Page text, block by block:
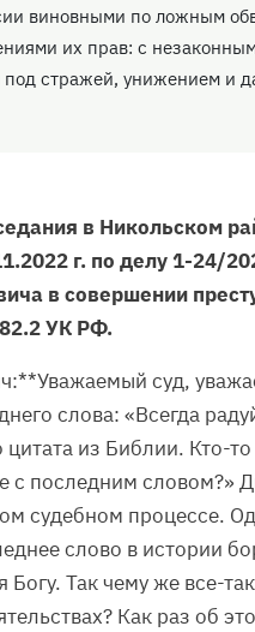
виновными по ложным
их прав: с
стражей, унижением и
в Никольском
г. по делу 1-24/
в совершении
УК РФ.
суд,
слова: «Всегда
из Библии. Кто-
с последним словом?»
судебном процессе.
слово в истории
Богу. Так чему же все-
Как раз об